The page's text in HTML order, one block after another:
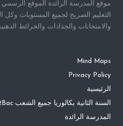
موقع المدرسة الرائدة الموقع
التعليم الصريح لجميع المستويات
والامتحانات والجذاذات والخرائط
Mind Maps
Privacy Policy
الرئيسية
السنة الثانية بكالوريا جميع الشعب 2Bac
المدرسة الرائدة